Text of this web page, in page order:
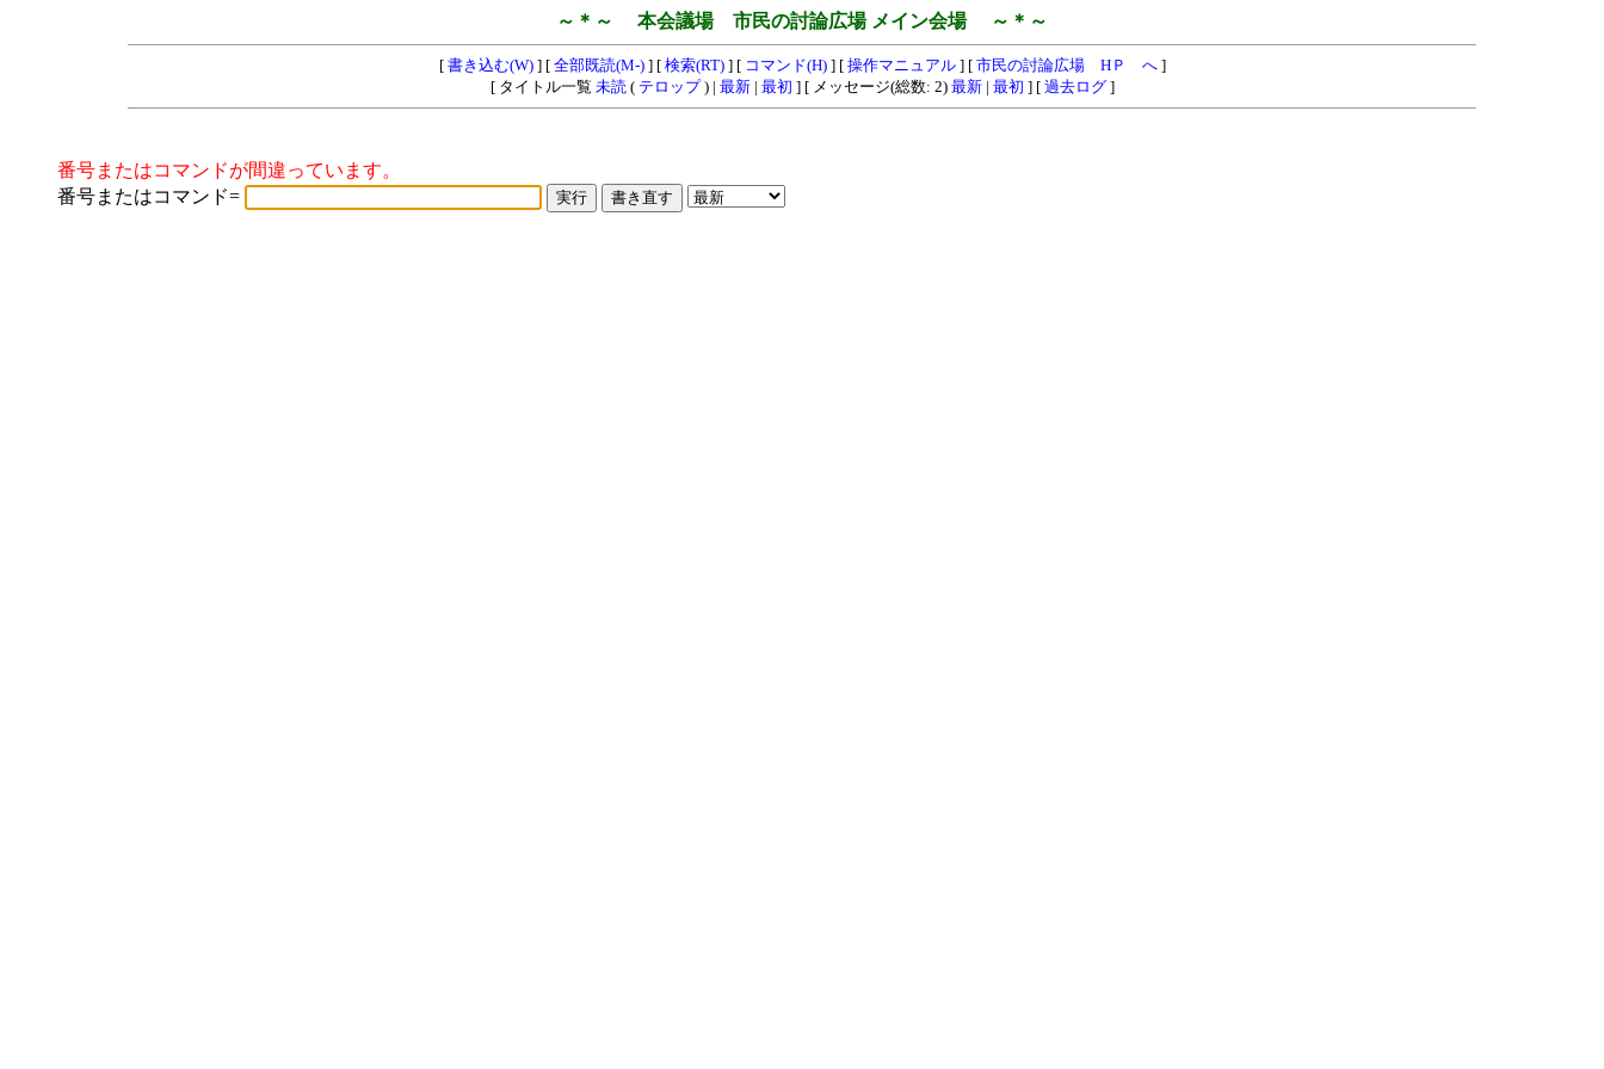
～＊～ 本会議場 市民の討論広場 メイン会場 ～＊～
[ 書き込む(W)] [ 全部既読(M-)] [ 検索(RT)] [ コマンド(H)] [ 操作マニュアル] [ 市民の討論広場 HＰ へ]
[ タイトル一覧 未読( テロップ) | 最新| 最初 ] [ メッセージ(総数: 2) 最新| 最初 ] [ 過去ログ]
番号またはコマンドが間違っています。
番号またはコマンド=